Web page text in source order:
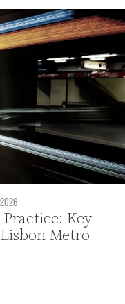
Key
Metro